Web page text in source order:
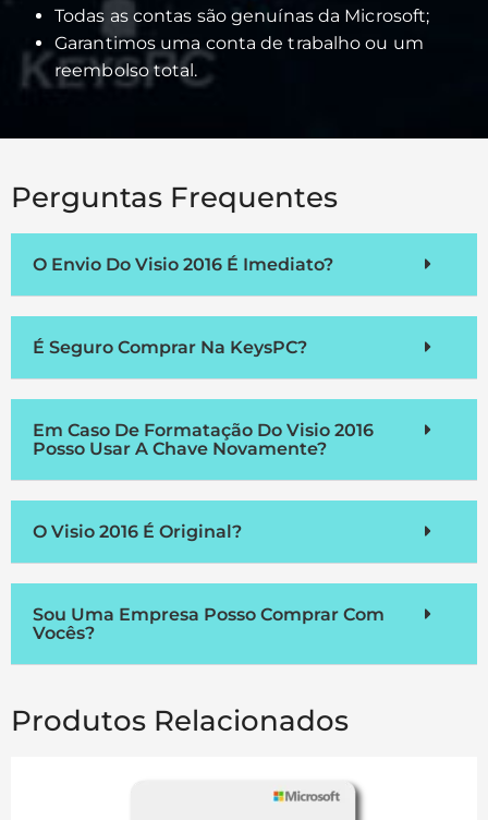
Todas as contas são genuínas da Microsoft;
Garantimos uma conta de trabalho ou um
reembolso total.
Perguntas Frequentes
O Envio Do Visio 2016 É Imediato?
É Seguro Comprar Na KeysPC?
Em Caso De Formatação Do Visio 2016
Posso Usar A Chave Novamente?
O Visio 2016 É Original?
Sou Uma Empresa Posso Comprar Com
Vocês?
Produtos Relacionados